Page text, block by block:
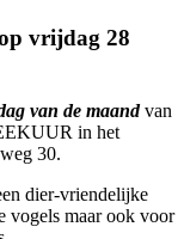
vrijdag 28
van de maandvan
in het
30.
dier-vriendelijke
vogels maar ook voor